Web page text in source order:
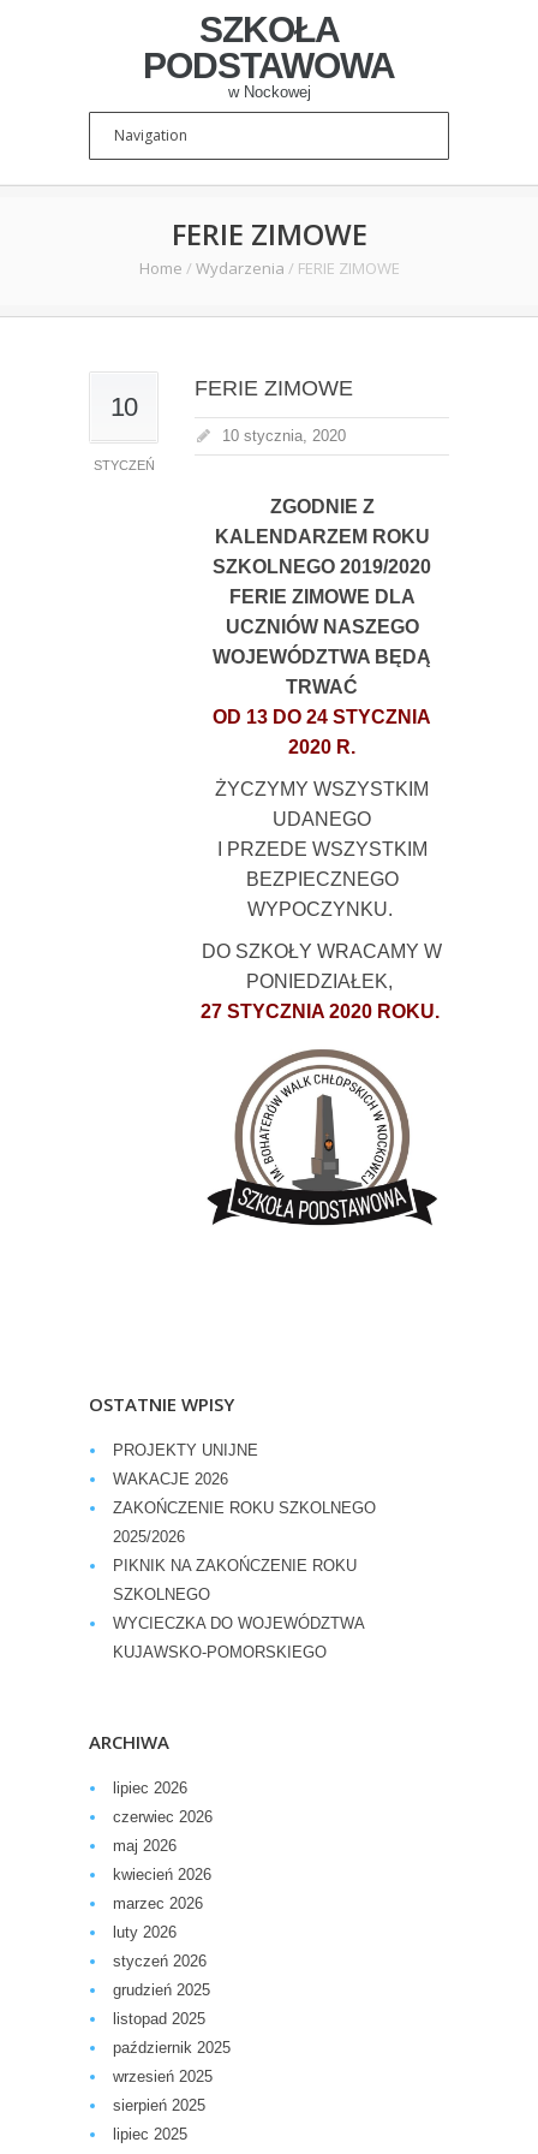
SZKOŁA
PODSTAWOWA
w Nockowej
FERIE ZIMOWE
Home / Wydarzenia / FERIE ZIMOWE
10
STYCZEŃ
FERIE ZIMOWE
10 stycznia, 2020
ZGODNIE Z
KALENDARZEM ROKU
SZKOLNEGO 2019/2020
FERIE ZIMOWE DLA
UCZNIÓW NASZEGO
WOJEWÓDZTWA BĘDĄ
TRWAĆ
OD 13 DO 24 STYCZNIA
2020 R.
ŻYCZYMY WSZYSTKIM
UDANEGO
I PRZEDE WSZYSTKIM
BEZPIECZNEGO
WYPOCZYNKU.
DO SZKOŁY WRACAMY W
PONIEDZIAŁEK,
27 STYCZNIA 2020 ROKU.
OSTATNIE WPISY
PROJEKTY UNIJNE
WAKACJE 2026
ZAKOŃCZENIE ROKU SZKOLNEGO
2025/2026
PIKNIK NA ZAKOŃCZENIE ROKU
SZKOLNEGO
WYCIECZKA DO WOJEWÓDZTWA
KUJAWSKO-POMORSKIEGO
ARCHIWA
lipiec 2026
czerwiec 2026
maj 2026
kwiecień 2026
marzec 2026
luty 2026
styczeń 2026
grudzień 2025
listopad 2025
październik 2025
wrzesień 2025
sierpień 2025
lipiec 2025